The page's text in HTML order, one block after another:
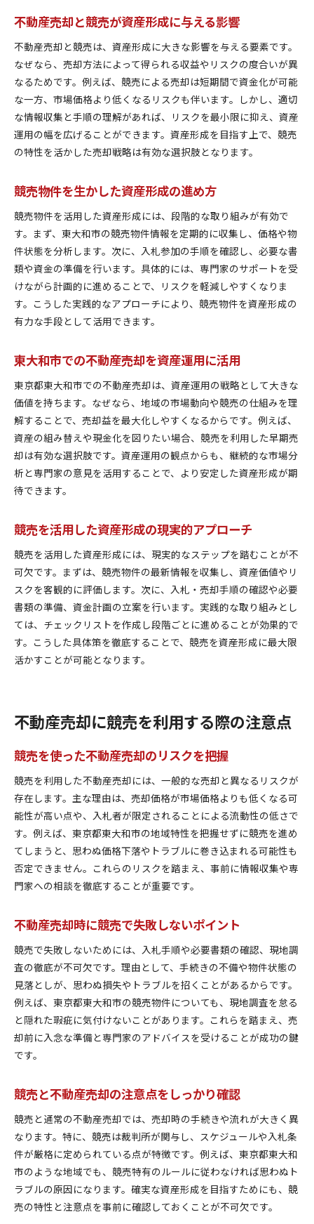
不動産売却と競売が資産形成に与える影響
不動産売却と競売は、資産形成に大きな影響を与える要素です。
なぜなら、売却方法によって得られる収益やリスクの度合いが異
なるためです。例えば、競売による売却は短期間で資金化が可能
な一方、市場価格より低くなるリスクも伴います。しかし、適切
な情報収集と手順の理解があれば、リスクを最小限に抑え、資産
運用の幅を広げることができます。資産形成を目指す上で、競売
の特性を活かした売却戦略は有効な選択肢となります。
競売物件を生かした資産形成の進め方
競売物件を活用した資産形成には、段階的な取り組みが有効で
す。まず、東大和市の競売物件情報を定期的に収集し、価格や物
件状態を分析します。次に、入札参加の手順を確認し、必要な書
類や資金の準備を行います。具体的には、専門家のサポートを受
けながら計画的に進めることで、リスクを軽減しやすくなりま
す。こうした実践的なアプローチにより、競売物件を資産形成の
有力な手段として活用できます。
東大和市での不動産売却を資産運用に活用
東京都東大和市での不動産売却は、資産運用の戦略として大きな
価値を持ちます。なぜなら、地域の市場動向や競売の仕組みを理
解することで、売却益を最大化しやすくなるからです。例えば、
資産の組み替えや現金化を図りたい場合、競売を利用した早期売
却は有効な選択肢です。資産運用の観点からも、継続的な市場分
析と専門家の意見を活用することで、より安定した資産形成が期
待できます。
競売を活用した資産形成の現実的アプローチ
競売を活用した資産形成には、現実的なステップを踏むことが不
可欠です。まずは、競売物件の最新情報を収集し、資産価値やリ
スクを客観的に評価します。次に、入札・売却手順の確認や必要
書類の準備、資金計画の立案を行います。実践的な取り組みとし
ては、チェックリストを作成し段階ごとに進めることが効果的で
す。こうした具体策を徹底することで、競売を資産形成に最大限
活かすことが可能となります。
不動産売却に競売を利用する際の注意点
競売を使った不動産売却のリスクを把握
競売を利用した不動産売却には、一般的な売却と異なるリスクが
存在します。主な理由は、売却価格が市場価格よりも低くなる可
能性が高い点や、入札者が限定されることによる流動性の低さで
す。例えば、東京都東大和市の地域特性を把握せずに競売を進め
てしまうと、思わぬ価格下落やトラブルに巻き込まれる可能性も
否定できません。これらのリスクを踏まえ、事前に情報収集や専
門家への相談を徹底することが重要です。
不動産売却時に競売で失敗しないポイント
競売で失敗しないためには、入札手順や必要書類の確認、現地調
査の徹底が不可欠です。理由として、手続きの不備や物件状態の
見落としが、思わぬ損失やトラブルを招くことがあるからです。
例えば、東京都東大和市の競売物件についても、現地調査を怠る
と隠れた瑕疵に気付けないことがあります。これらを踏まえ、売
却前に入念な準備と専門家のアドバイスを受けることが成功の鍵
です。
競売と不動産売却の注意点をしっかり確認
競売と通常の不動産売却では、売却時の手続きや流れが大きく異
なります。特に、競売は裁判所が関与し、スケジュールや入札条
件が厳格に定められている点が特徴です。例えば、東京都東大和
市のような地域でも、競売特有のルールに従わなければ思わぬト
ラブルの原因になります。確実な資産形成を目指すためにも、競
売の特性と注意点を事前に確認しておくことが不可欠です。